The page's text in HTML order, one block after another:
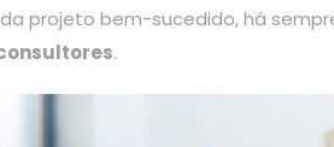
projeto bem-sucedido, há
.